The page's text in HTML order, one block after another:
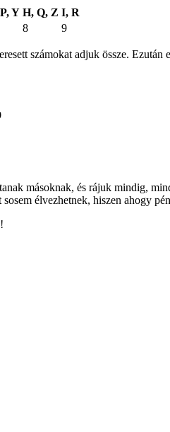
Y H, Q, Z I, R
8 9
számokat adjuk össze.
másoknak, és rájuk mindig,
élvezhetnek, hiszen ahogy